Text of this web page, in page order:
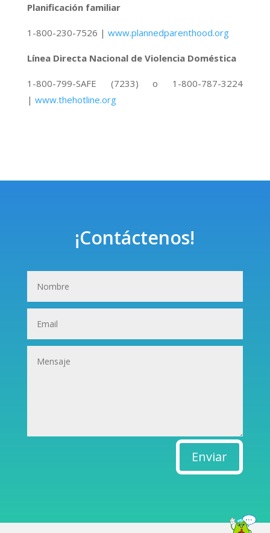
Planificación familiar
1-800-230-7526 | www.plannedparenthood.org
Línea Directa Nacional de Violencia Doméstica
1-800-799-SAFE (7233) o 1-800-787-3224
| www.thehotline.org
¡Contáctenos!
Enviar